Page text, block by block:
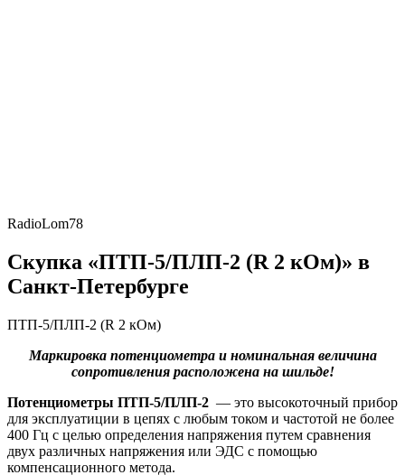
RadioLom78
Скупка «ПТП-5/ПЛП-2 (R 2 кОм)» в
Санкт-Петербурге
ПТП-5/ПЛП-2 (R 2 кОм)
Маркировка потенциометра и номинальная величина
сопротивления расположена на шильде!
Потенциометры ПТП-5/ПЛП-2 — это высокоточный прибор
для эксплуатиции в цепях с любым током и частотой не более
400 Гц с целью определения напряжения путем сравнения
двух различных напряжения или ЭДС с помощью
компенсационного метода.